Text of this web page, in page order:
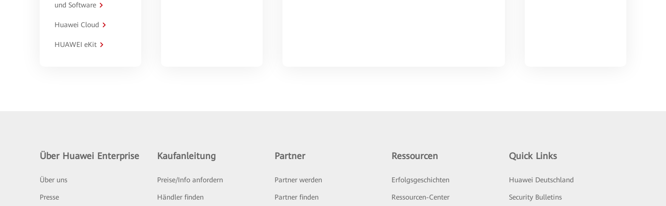
und Software
Huawei Cloud
HUAWEI eKit
Über Huawei Enterprise
Über uns
Presse
Kaufanleitung
Preise/Info anfordern
Händler finden
Partner
Partner werden
Partner finden
Ressourcen
Erfolgsgeschichten
Ressourcen-Center
Quick Links
Huawei Deutschland
Security Bulletins